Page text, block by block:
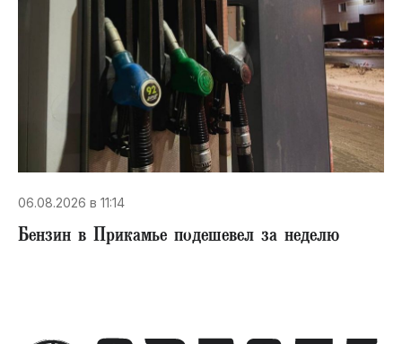
06.08.2026 в 11:14
Бензин в Прикамье подешевел за неделю